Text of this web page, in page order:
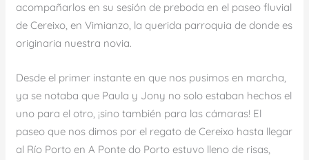
acompañarlos en su sesión de preboda en el paseo fluvial
de Cereixo, en Vimianzo, la querida parroquia de donde es
originaria nuestra novia.
Desde el primer instante en que nos pusimos en marcha,
ya se notaba que Paula y Jony no solo estaban hechos el
uno para el otro, ¡sino también para las cámaras! El
paseo que nos dimos por el regato de Cereixo hasta llegar
al Río Porto en A Ponte do Porto estuvo lleno de risas,